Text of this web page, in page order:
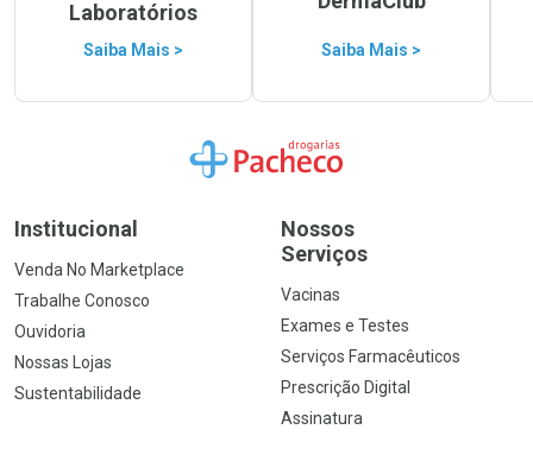
Laboratórios
Saiba Mais > Saiba Mais >
Ir para a Home
Institucional
Venda No Marketplace
Trabalhe Conosco
Ouvidoria
Nossas Lojas
Sustentabilidade
Nossos
Serviços
Vacinas
Exames e Testes
Serviços Farmacêuticos
Prescrição Digital
Assinatura